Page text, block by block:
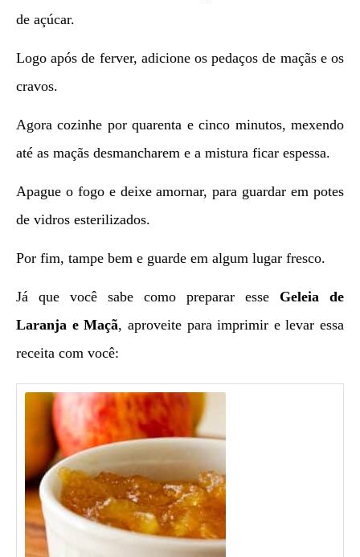
de açúcar.
Logo após de ferver, adicione os pedaços de maçãs e os
cravos.
Agora cozinhe por quarenta e cinco minutos, mexendo
até as maçãs desmancharem e a mistura ficar espessa.
Apague o fogo e deixe amornar, para guardar em potes
de vidros esterilizados.
Por fim, tampe bem e guarde em algum lugar fresco.
Já que você sabe como preparar esse Geleia de
Laranja e Maçã, aproveite para imprimir e levar essa
receita com você: